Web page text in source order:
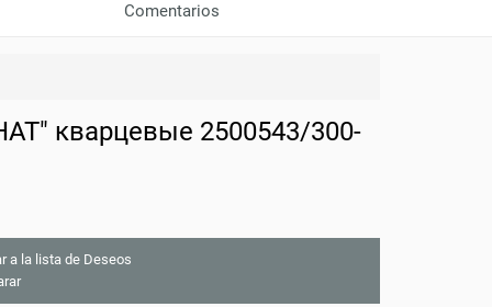
Comentarios
кварцевые 2500543/300-
a la lista de Deseos